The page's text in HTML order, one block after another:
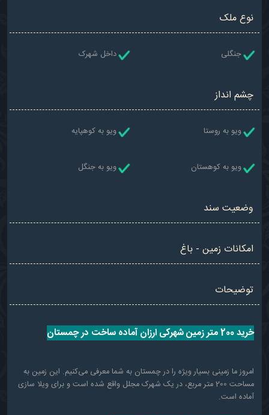
نوع ملک
جنگلی داخل شهرک
چشم انداز
ویو به روستا ویو به کوهپایه
ویو به کوهستان ویو به جنگل
وضعیت سند
امکانات زمین - باغ
توضیحات
خرید 200 متر زمین شهرکی ارزان آماده ساخت در چمستان
امروز ما زمینی بسیار ویژه را در چمستان به شما معرفی می‌کنیم. این زمین به
مساحت 200 متر مربع، در یک شهرک مجلل واقع شده است و برای ویلا سازی
آماده است.